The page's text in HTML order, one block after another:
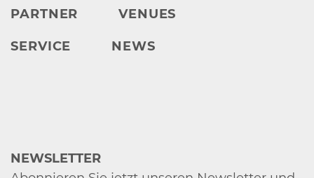
PARTNER VENUES
SERVICE NEWS
NEWSLETTER